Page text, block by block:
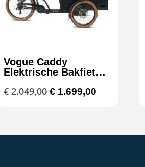
Vogue Caddy
Elektrische Bakfiets
€2.049,00 Oorspronkelijke
€ 1.699,00Huidige